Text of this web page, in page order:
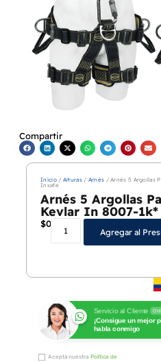
Compartir
Inicio/ Alturas/ Arnés / Arnés 5 Argollas
Insafe
Arnés 5 Argollas
Kevlar In 8007-
$0
Agregar al
Servicio al Cliente
¡Consigue un mejor
habla conmigo
Acepta nuestra Política de